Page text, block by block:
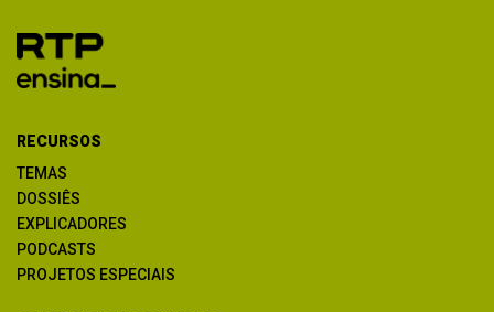
RECURSOS
TEMAS
DOSSIÊS
EXPLICADORES
PODCASTS
PROJETOS ESPECIAIS